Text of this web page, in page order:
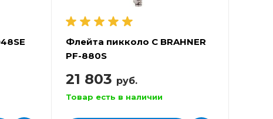
Флейта пикколо С BRAHNER
PF-880S
21 803 руб.
Товар есть в наличии